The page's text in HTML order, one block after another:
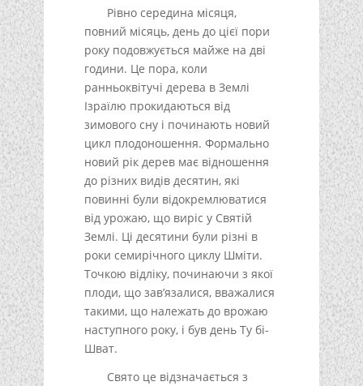
Рівно середина місяця,
повний місяць, день до цієї пори
року подовжується майже на дві
години. Це пора, коли
ранньоквітучі дерева в Землі
Ізраїлю прокидаються від
зимового сну і починають новий
цикл плодоношення. Формально
новий рік дерев має відношення
до різних видів десятин, які
повинні були відокремлюватися
від урожаю, що виріс у Святій
Землі. Ці десятини були різні в
роки семирічного циклу Шміти.
Точкою відліку, починаючи з якої
плоди, що зав’язалися, вважалися
такими, що належать до врожаю
наступного року, і був день Ту бі-
Шват.
Свято це відзначається з